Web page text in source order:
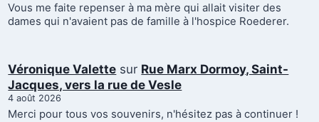
Vous me faite repenser à ma mère qui allait visiter des
dames qui n'avaient pas de famille à l'hospice Roederer.
Véronique Valette sur Rue Marx Dormoy, Saint-
Jacques, vers la rue de Vesle
4 août 2026
Merci pour tous vos souvenirs, n'hésitez pas à continuer !